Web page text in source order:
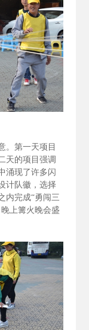
。第一天项目
天的项目强调
涌现了许多闪
计队徽，选择
内完成“勇闯三
上篝火晚会盛